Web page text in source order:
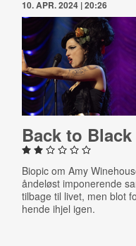
10. APR. 2024 | 20:26
Back to Black
Biopic om Amy
åndeløst imponerende
tilbage til livet, men blot
hende ihjel igen.